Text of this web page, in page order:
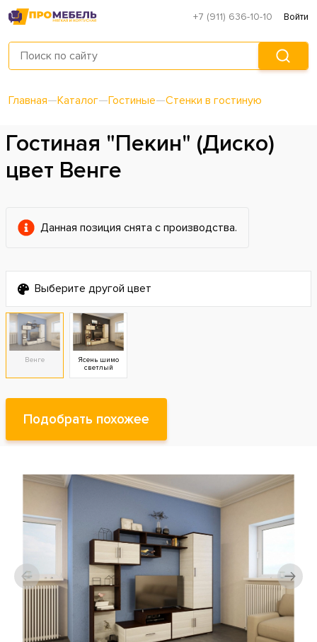
+7 (911) 636-10-10 Войти
Главная—Каталог—Гостиные—Стенки в гостиную
Гостиная "Пекин" (Диско)
цвет Венге
Данная позиция снята с производства.
Выберите другой цвет
Венге
Ясень шимо
светлый
Подобрать похожее